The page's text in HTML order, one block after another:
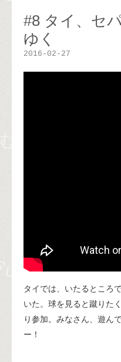
#8 タイ、セ
ゆく
2016-02-27
タイでは、いたるところ
いた。球を見ると蹴りた
り参加。みなさん、遊ん
ー！